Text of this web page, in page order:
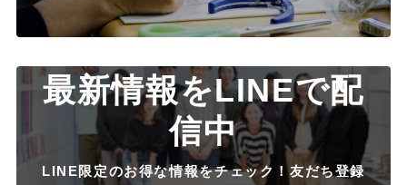
最新情報をLINEで配
信中
LINE限定のお得な情報をチェック！友だち登録